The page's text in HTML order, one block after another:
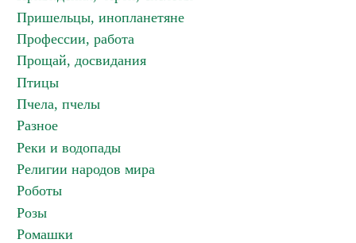
Пришельцы, инопланетяне
Профессии, работа
Прощай, досвидания
Птицы
Пчела, пчелы
Разное
Реки и водопады
Религии народов мира
Роботы
Розы
Ромашки